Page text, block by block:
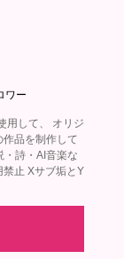
ワー
用して、 オリジ
品を制作して
・詩・AI音楽な
禁止 Xサブ垢とY